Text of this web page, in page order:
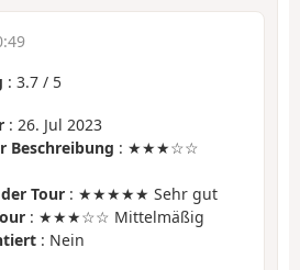
: 3.7 / 5
: 26. Jul 2023
Beschreibung : ★★★☆☆
Tour : ★★★★★ Sehr gut
: ★★★☆☆ Mittelmäßig
: Nein